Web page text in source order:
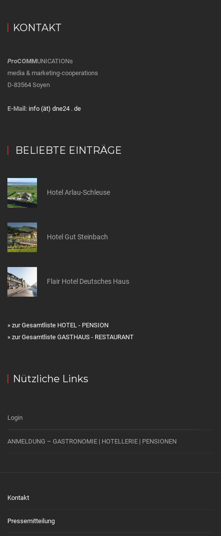
KONTAKT
ProCOMMUNICATIONs
media & marketing-cooperations
D-83564 Soyen
E-Mail: info (ät) dne24 . de
BELIEBTE EINTRÄGE
Hotel Arlau-Schleuse
Hotel Gut Steinbach
Flair Hotel Deutsches Haus
» zur Gesamtliste HOTEL - PENSION
» zur Gesamtliste GASTHAUS - RESTAURANT
Nützliche Links
Login
ANMELDUNG – GASTRONOMIE | HOTELLERIE | PENSIONEN
Kontakt
Pressemitteilung